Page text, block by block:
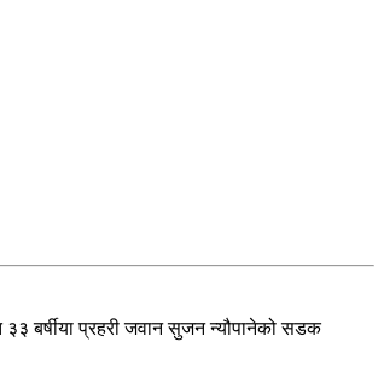
३३ बर्षीया प्रहरी जवान सुजन न्यौपानेको सडक